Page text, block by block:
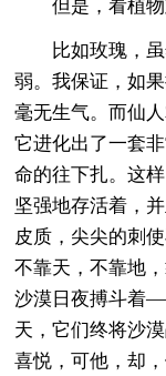
但是，看植
比如玫瑰，
弱。我保证，如
毫无生气。而仙
它进化出了一套
命的往下扎。这
坚强地存活着，
皮质，尖尖的刺
不靠天，不靠地
沙漠日夜搏斗着
天，它们终将沙
喜悦，可他，却